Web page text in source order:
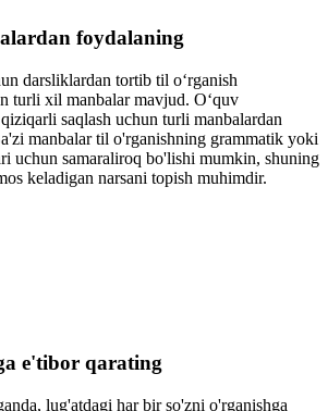
foydalaning
darsliklardan tortib til o‘rganish
turli xil manbalar mavjud. O‘quv
saqlash uchun turli manbalardan
manbalar til o'rganishning grammatik yoki
uchun samaraliroq bo'lishi mumkin, shuning
keladigan narsani topish muhimdir.
e'tibor qarating
lug'atdagi har bir so'zni o'rganishga